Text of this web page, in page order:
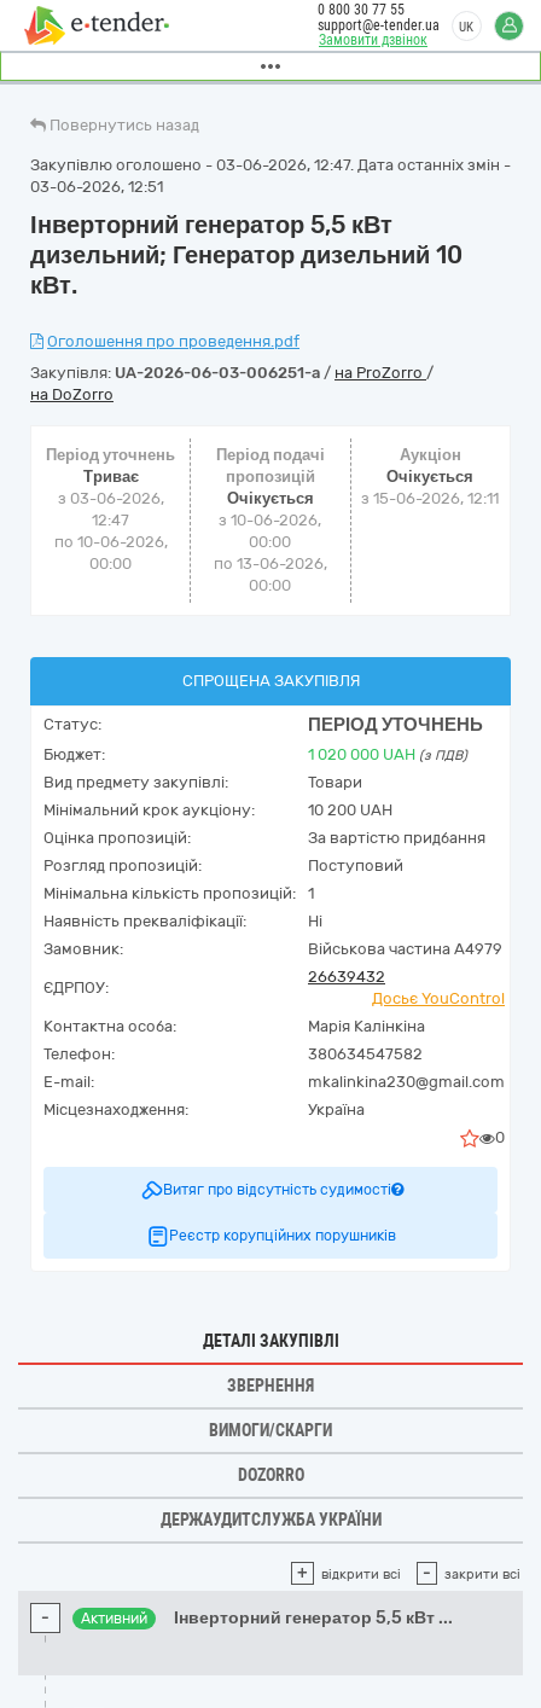
Замовити дзвінок
0 800 30 77 55
support@e-tender.ua
UK
Повернутись назад
Закупівлю оголошено - 03-06-2026, 12:47. Дата останніх змін -
03-06-2026, 12:51
Інверторний генератор 5,5 кВт
дизельний; Генератор дизельний 10
кВт.
Оголошення про проведення.pdf
Закупівля: UA-2026-06-03-006251-a / на ProZorro /
на DoZorro
Період уточнень
Триває
з 03-06-2026,
12:47
по 10-06-2026,
00:00
Період подачі
пропозицій
Очікується
з 10-06-2026,
00:00
по 13-06-2026,
00:00
Аукціон
Очікується
з15-06-2026, 12:11
СПРОЩЕНА ЗАКУПІВЛЯ
Статус: ПЕРІОД УТОЧНЕНЬ
Бюджет: 1 020 000 UAH (з ПДВ)
Вид предмету закупівлі:
Товари
Мінімальний крок аукціону:
10 200 UAH
Оцінка пропозицій:
За вартістю придбання
Розгляд пропозицій:
Поступовий
Мінімальна кількість пропозицій:
1
Наявність прекваліфікації:
Ні
Замовник:
Військова частина А4979
ЄДРПОУ:
26639432
Досьє YouControl
Контактна особа:
Марія Калінкіна
Телефон:
380634547582
E-mail:
mkalinkina230@gmail.com
Місцезнаходження:
Україна
0
Витяг про відсутність судимості
Реєстр корупційних порушників
ДЕТАЛІ ЗАКУПІВЛІ
ЗВЕРНЕННЯ
ВИМОГИ/СКАРГИ
DOZORRO
ДЕРЖАУДИТСЛУЖБА УКРАЇНИ
+ відкрити всі - закрити всі
- Активний Інверторний генератор 5,5 кВт ...